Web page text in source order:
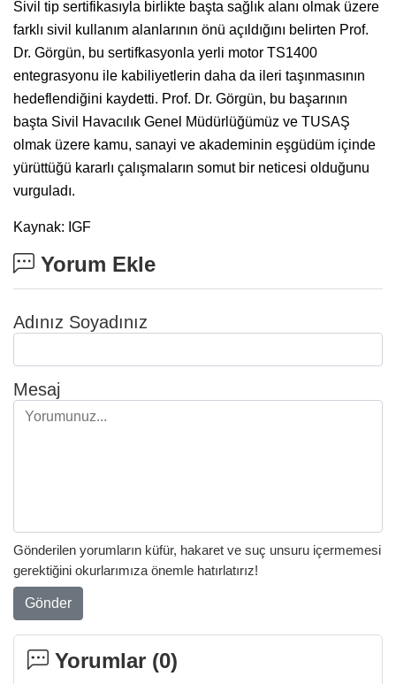
Sivil tip sertifikasıyla birlikte başta sağlık alanı olmak üzere
farklı sivil kullanım alanlarının önü açıldığını belirten Prof.
Dr. Görgün, bu sertifkasyonla yerli motor TS1400
entegrasyonu ile kabiliyetlerin daha da ileri taşınmasının
hedeflendiğini kaydetti. Prof. Dr. Görgün, bu başarının
başta Sivil Havacılık Genel Müdürlüğümüz ve TUSAŞ
olmak üzere kamu, sanayi ve akademinin eşgüdüm içinde
yürüttüğü kararlı çalışmaların somut bir neticesi olduğunu
vurguladı.
Kaynak: IGF
Yorum Ekle
Adınız Soyadınız
Mesaj
Gönderilen yorumların küfür, hakaret ve suç unsuru içermemesi
gerektiğini okurlarımıza önemle hatırlatırız!
Gönder
Yorumlar (0)